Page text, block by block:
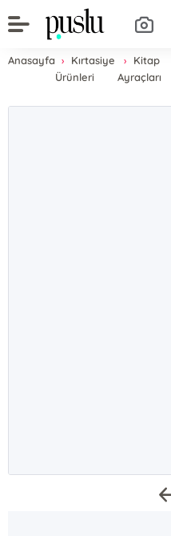
Anasayfa
Kırtasiye
Ürünleri
Kitap
Ayraçları